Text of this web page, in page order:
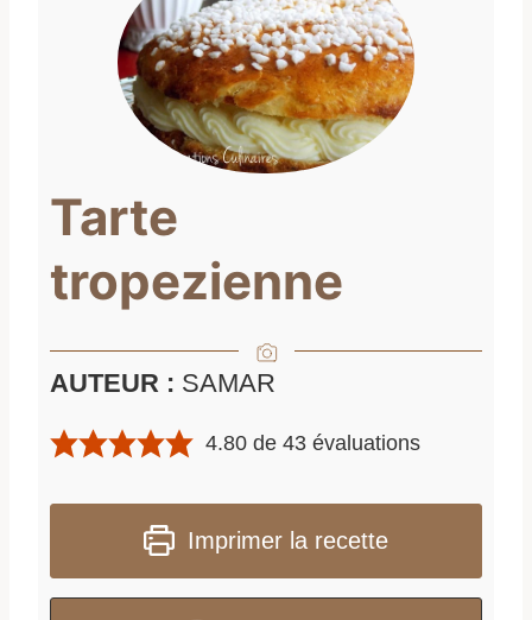
Tarte
tropezienne
AUTEUR : SAMAR
4.80 de43 évaluations
Imprimer la recette